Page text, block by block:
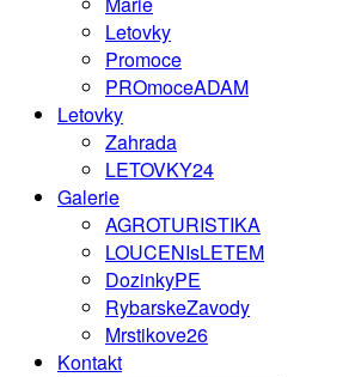
Letovky
Promoce
PROmoceADAM
Letovky
Zahrada
LETOVKY24
Galerie
AGROTURISTIKA
LOUCENIsLETEM
DozinkyPE
RybarskeZavody
Mrstikove26
Kontakt